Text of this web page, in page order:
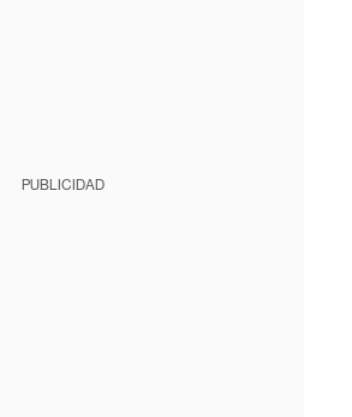
PUBLICIDAD